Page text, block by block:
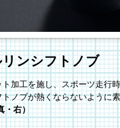
ンシフトノブ
加工を施し、スポーツ走行
ノブが熱くならないように
・右）